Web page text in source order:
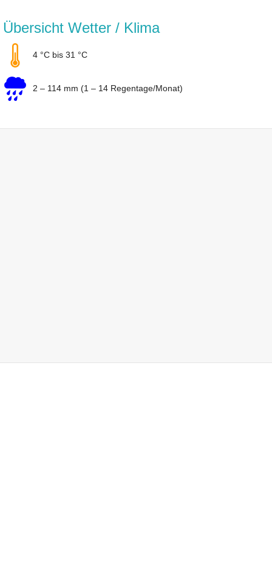
Übersicht Wetter / Klima
4 °C bis 31 °C
2 – 114 mm (1 – 14 Regentage/Monat)